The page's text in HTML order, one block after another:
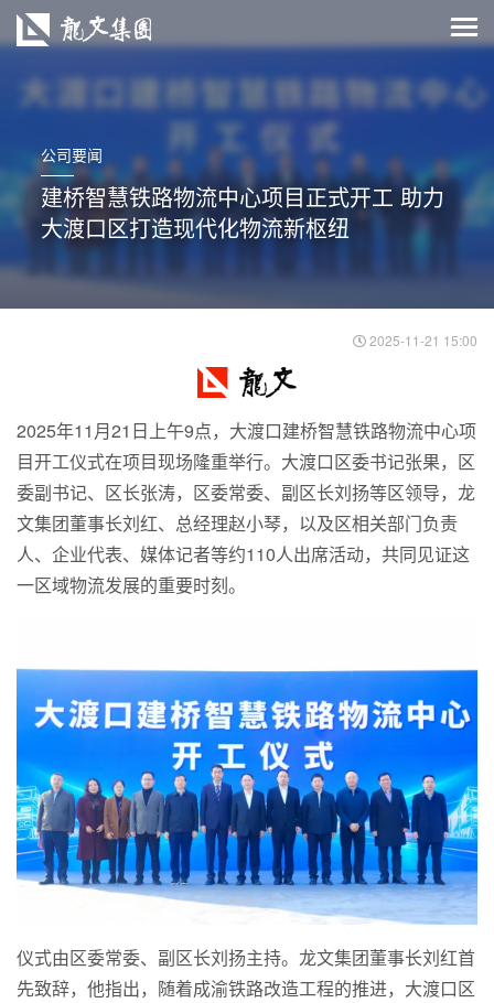
公司要闻
建桥智慧铁路物流中心项目正式开工 助力
大渡口区打造现代化物流新枢纽
2025-11-21 15:00
2025年11月21日上午9点，大渡口建桥智慧铁路物流中心项
目开工仪式在项目现场隆重举行。大渡口区委书记张果，区
委副书记、区长张涛，区委常委、副区长刘扬等区领导，龙
文集团董事长刘红、总经理赵小琴，以及区相关部门负责
人、企业代表、媒体记者等约110人出席活动，共同见证这
一区域物流发展的重要时刻。
仪式由区委常委、副区长刘扬主持。龙文集团董事长刘红首
先致辞，他指出，随着成渝铁路改造工程的推进，大渡口区